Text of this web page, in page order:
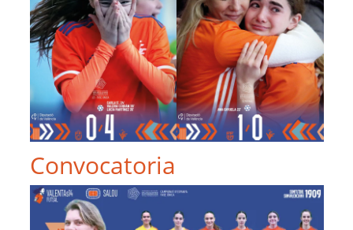
Convocatoria